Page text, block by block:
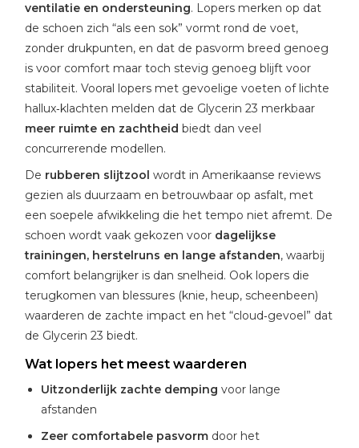
ventilatie en ondersteuning. Lopers merken op dat
de schoen zich “als een sok” vormt rond de voet,
zonder drukpunten, en dat de pasvorm breed genoeg
is voor comfort maar toch stevig genoeg blijft voor
stabiliteit. Vooral lopers met gevoelige voeten of lichte
hallux‑klachten melden dat de Glycerin 23 merkbaar
meer ruimte en zachtheid biedt dan veel
concurrerende modellen.
De rubberen slijtzool wordt in Amerikaanse reviews
gezien als duurzaam en betrouwbaar op asfalt, met
een soepele afwikkeling die het tempo niet afremt. De
schoen wordt vaak gekozen voor dagelijkse
trainingen, herstelruns en lange afstanden, waarbij
comfort belangrijker is dan snelheid. Ook lopers die
terugkomen van blessures (knie, heup, scheenbeen)
waarderen de zachte impact en het “cloud‑gevoel” dat
de Glycerin 23 biedt.
Wat lopers het meest waarderen
Uitzonderlijk zachte demping voor lange
afstanden
Zeer comfortabele pasvorm door het